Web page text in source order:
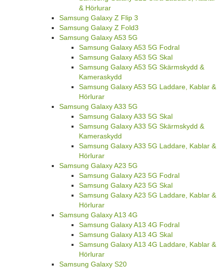
& Hörlurar
Samsung Galaxy Z Flip 3
Samsung Galaxy Z Fold3
Samsung Galaxy A53 5G
Samsung Galaxy A53 5G Fodral
Samsung Galaxy A53 5G Skal
Samsung Galaxy A53 5G Skärmskydd &
Kameraskydd
Samsung Galaxy A53 5G Laddare, Kablar &
Hörlurar
Samsung Galaxy A33 5G
Samsung Galaxy A33 5G Skal
Samsung Galaxy A33 5G Skärmskydd &
Kameraskydd
Samsung Galaxy A33 5G Laddare, Kablar &
Hörlurar
Samsung Galaxy A23 5G
Samsung Galaxy A23 5G Fodral
Samsung Galaxy A23 5G Skal
Samsung Galaxy A23 5G Laddare, Kablar &
Hörlurar
Samsung Galaxy A13 4G
Samsung Galaxy A13 4G Fodral
Samsung Galaxy A13 4G Skal
Samsung Galaxy A13 4G Laddare, Kablar &
Hörlurar
Samsung Galaxy S20